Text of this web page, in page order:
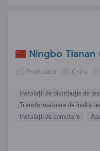
Ningbo Tianan
Producător China
Instalaţii de distribuţie de
Transformatoare de înaltă
Instalaţii de comutare